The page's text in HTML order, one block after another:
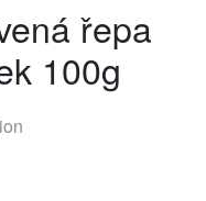
řepa
100g